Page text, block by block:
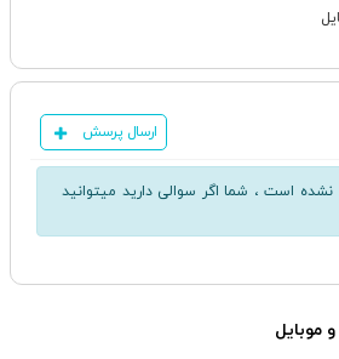
ارسال پرسش
است ، شما اگر سوالی دارید میتوانید
موبایل